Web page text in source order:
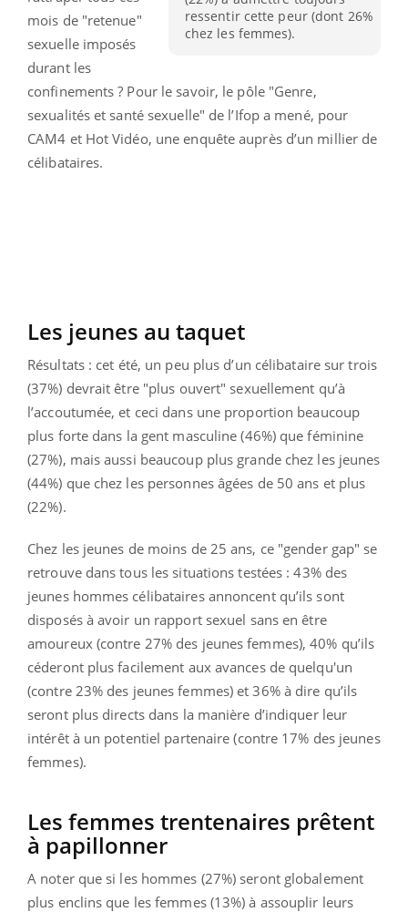
ressentir cette peur (dont 26%
chez les femmes).
mois de "retenue"
sexuelle imposés
durant les
confinements ? Pour le savoir, le pôle "Genre,
sexualités et santé sexuelle" de l’Ifop a mené, pour
CAM4 et Hot Vidéo, une enquête auprès d’un millier de
célibataires.
Les jeunes au taquet
Résultats : cet été, un peu plus d’un célibataire sur trois
(37%) devrait être "plus ouvert" sexuellement qu’à
l’accoutumée, et ceci dans une proportion beaucoup
plus forte dans la gent masculine (46%) que féminine
(27%), mais aussi beaucoup plus grande chez les jeunes
(44%) que chez les personnes âgées de 50 ans et plus
(22%).
Chez les jeunes de moins de 25 ans, ce "gender gap" se
retrouve dans tous les situations testées : 43% des
jeunes hommes célibataires annoncent qu’ils sont
disposés à avoir un rapport sexuel sans en être
amoureux (contre 27% des jeunes femmes), 40% qu’ils
céderont plus facilement aux avances de quelqu'un
(contre 23% des jeunes femmes) et 36% à dire qu’ils
seront plus directs dans la manière d’indiquer leur
intérêt à un potentiel partenaire (contre 17% des jeunes
femmes).
Les femmes trentenaires prêtent
à papillonner
A noter que si les hommes (27%) seront globalement
plus enclins que les femmes (13%) à assouplir leurs